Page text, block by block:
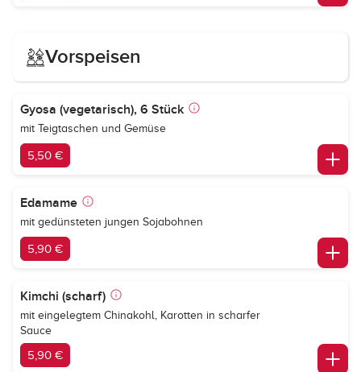
Vorspeisen
Gyosa (vegetarisch), 6 Stück
mit Teigtaschen und Gemüse
5,50 €
Edamame
mit gedünsteten jungen Sojabohnen
5,90 €
Kimchi (scharf)
mit eingelegtem Chinakohl, Karotten in scharfer
Sauce
5,90 €